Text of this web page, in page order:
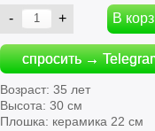
спросить →
Возраст: 35 лет
Высота: 30 см
Плошка: керамика 22 см